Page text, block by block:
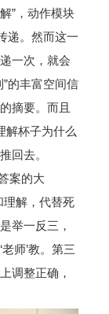
”，动作模块
递。然而这一
一次，就会
的丰富空间信
摘要。而且
解杯子为什么
回去。
案的大
理解，代替死
举一反三，
师’教。第三
调整正确，